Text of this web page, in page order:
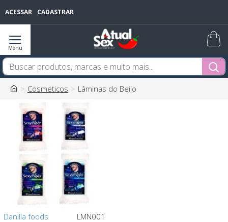
ACESSAR CADASTRAR
Cosmeticos Lâminas do Beijo
Danilla foods LMN001